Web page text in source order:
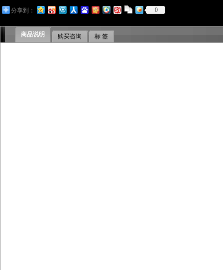
分享到： 0
商品说明 购买咨询 标 签